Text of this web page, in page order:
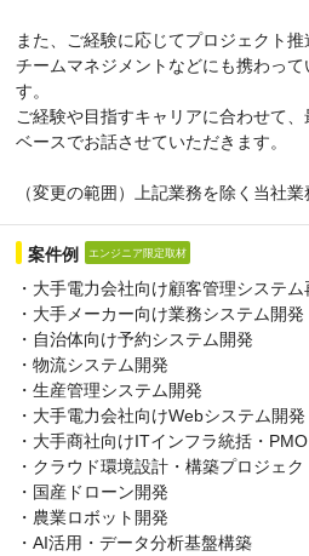
また、ご経験に応じてプロジェクト推
チームマネジメントなどにも携わっ
す。
ご経験や目指すキャリアに合わせて
ベースでお話させていただきます。
（変更の範囲）上記業務を除く当社
案件例 エンジニア限定取材
・大手電力会社向け顧客管理システ
・大手メーカー向け業務システム開発
・自治体向け予約システム開発
・物流システム開発
・生産管理システム開発
・大手電力会社向けWebシステム開発
・大手商社向けITインフラ統括・PMO
・クラウド環境設計・構築プロジェク
・国産ドローン開発
・農業ロボット開発
・AI活用・データ分析基盤構築